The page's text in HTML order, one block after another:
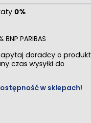
0%
BNP PARIBAS
doradcy o produkt
czas wysyłki do
w sklepach!